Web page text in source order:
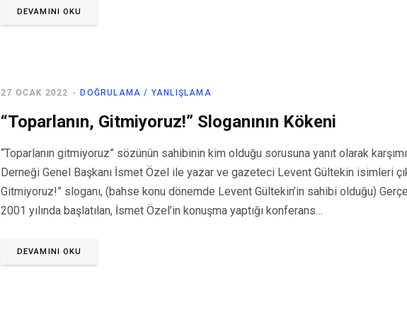
DEVAMINI OKU
DOĞRULAMA / YANLIŞLAMA
27 OCAK 2022
“Toparlanın, Gitmiyoruz!” Sloganının Kökeni
“Toparlanın gitmiyoruz” sözünün sahibinin kim olduğu sorusuna yanıt olarak
Derneği Genel Başkanı İsmet Özel ile yazar ve gazeteci Levent Gültekin isimleri
Gitmiyoruz!” sloganı, (bahse konu dönemde Levent Gültekin’in sahibi olduğu)
2001 yılında başlatılan, İsmet Özel’in konuşma yaptığı konferans…
DEVAMINI OKU